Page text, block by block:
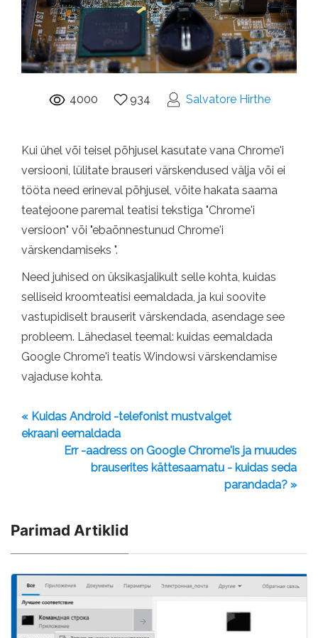
4000 934 Salvatore Hirthe
Kui ühel või teisel põhjusel kasutate vana Chrome'i
versiooni, lülitate brauseri värskendused välja või ei
tööta need erineval põhjusel, võite hakata saama
teatejoone paremal teatisi tekstiga "Chrome'i
versioon" või "ebaõnnestunud Chrome'i
värskendamiseks ".
Need juhised on üksikasjalikult selle kohta, kuidas
selliseid kroomteatisi eemaldada, ja kui soovite
vastupidiselt brauserit värskendada, asendage see
probleem. Lähedasel teemal: kuidas eemaldada
Google Chrome'i teatis Windowsi värskendamise
vajaduse kohta.
« Kuidas Android -telefonist mustvalget
ekraani eemaldada
Err -aadress on Google Chrome'is ja muudes
brauserites kättesaamatu - kuidas seda
parandada? »
Parimad Artiklid